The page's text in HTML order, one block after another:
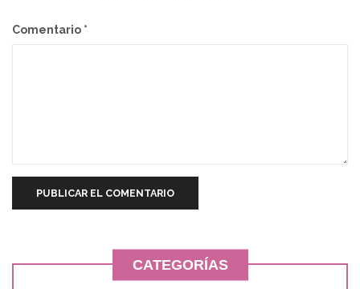
Comentario *
CATEGORÍAS